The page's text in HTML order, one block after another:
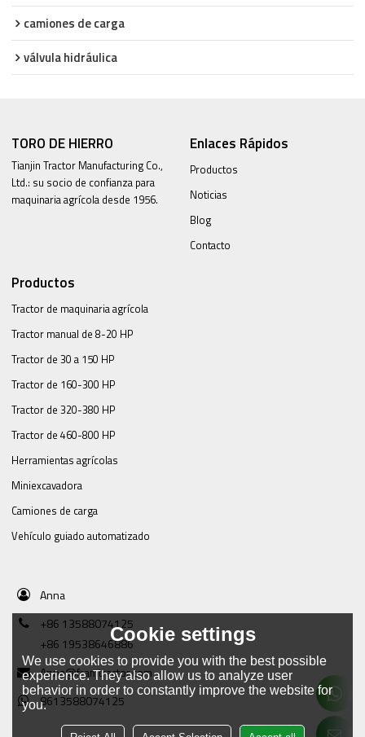
camiones de carga
válvula hidráulica
TORO DE HIERRO
Tianjin Tractor Manufacturing Co.,
Ltd.: su socio de confianza para
maquinaria agrícola desde 1956.
Enlaces Rápidos
Productos
Noticias
Blog
Contacto
Productos
Tractor de maquinaria agrícola
Tractor manual de 8-20 HP
Tractor de 30 a 150 HP
Tractor de 160-300 HP
Tractor de 320-380 HP
Tractor de 460-800 HP
Herramientas agrícolas
Miniexcavadora
Camiones de carga
Vehículo guiado automatizado
Anna
+86 13588074125
+86 19538646886
Anna@framtractor.com
8613588074125
Cookie settings
We use cookies to provide you with the best possible
experience. They also allow us to analyze user
behavior in order to constantly improve the website for
you.